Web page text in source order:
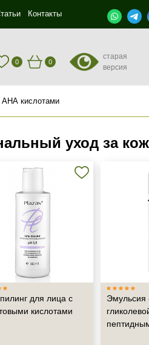
Контакты
0 0
старая
версия
АНА кислотами
уход за
для лица с
кислотами
Эмульсия